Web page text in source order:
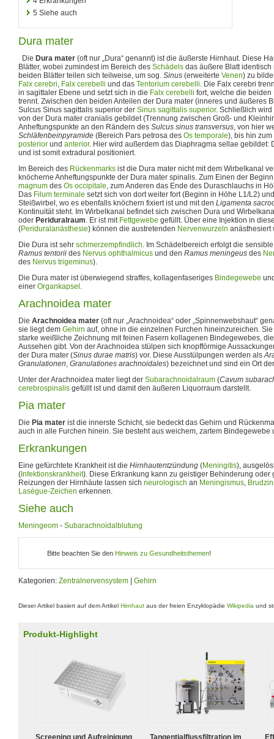
5 Siehe auch
Dura mater
Die Dura mater (oft nur „Dura“ genannt) ist die äußerste Hirnhaut. Diese
Blätter, wobei zumindest im Bereich des Schädels das äußere Blatt
beiden Blätter teilen sich teilweise, um sog. Sinus (erweiterte Venen) zu
Falx cerebri, Falx cerebelli und das Tentorium cerebelli. Die Falx cerebri
in sagittaler Ebene und setzt sich in die Falx cerebelli fort, welche die
trennt. Zwischen den beiden Anteilen der Dura mater (inneres und äußeres
Sulcus Sinus sagittalis superior der Sinus sagittalis superior. Schließlich
von der Dura mater cranialis gebildet (Trennung zwischen Groß- und
Anheftungspunkte an den Rändern des Sulcus sinus transversus, von hier
Schläfenbeinpyramide (Bereich Pars petrosa des Os temporale), bis hin zum
posterior und anterior. Hier wird außerdem das Diaphragma sellae gebildet:
und ist somit extradural positioniert.
Im Bereich des Rückenmarks ist die Dura mater nicht mit dem Wirbelkanal
knöcherne Anheftungspunkte der Dura mater spinalis. Zum Einen der
magnum des Os occipitale, zum Anderen das Ende des Duraschlauchs in
Das Filum terminale setzt sich von dort weiter fort (Beginn in Höhe L1/L2)
Steißwirbel, wo es ebenfalls knöchern fixiert ist und mit den Ligamenta
Kontinuität steht. Im Wirbelkanal befindet sich zwischen Dura und
oder Periduralraum. Er ist mit Fettgewebe gefüllt. Über eine Injektion in
(Periduralanästhesie) können die austretenden Nervenwurzeln anästhesiert
Die Dura ist sehr schmerzempfindlich. Im Schädelbereich erfolgt die
Ramus tentorii des Nervus ophthalmicus und den Ramus meningeus des
des Nervus trigeminus).
Die Dura mater ist überwiegend straffes, kollagenfaseriges Bindegewebe
einer Organkapsel .
Arachnoidea mater
Die Arachnoidea mater (oft nur „Arachnoidea“ oder „Spinnenwebshaut“
sie liegt dem Gehirn auf, ohne in die einzelnen Furchen hineinzureichen.
starke weißliche Zeichnung mit feinen Fasern kollagenen Bindegewebes,
Aussehen gibt. Von der Arachnoidea stülpen sich knopfförmige
der Dura mater (Sinus durae matris) vor. Diese Ausstülpungen werden als
Granulationen, Granulationes arachnoidales) bezeichnet und sind ein Ort
Unter der Arachnoidea mater liegt der Subarachnoidalraum (Cavum
cerebrospinalis gefüllt ist und damit den äußeren Liquorraum darstellt.
Pia mater
Die Pia mater ist die innerste Schicht, sie bedeckt das Gehirn und
auch in alle Furchen hinein. Sie besteht aus weichem, zartem Bindegewebe
Erkrankungen
Eine gefürchtete Krankheit ist die Hirnhautentzündung (Meningitis),
( Infektionskrankheit). Diese Erkrankung kann zu geistiger Behinderung oder
Reizungen der Hirnhäute lassen sich neurologisch an Meningismus,
Lasègue-Zeichen erkennen.
Siehe auch
Meningeom - Subarachnoidalblutung
Bitte beachten Sie den Hinweis zu Gesundheitsthemen!
Kategorien: Zentralnervensystem Gehirn
Dieser Artikel basiert auf dem Artikel Hirnhaut aus der freien Enzyklopädie Wikipedia und
Produkt-Highlight
Screening und Aufreinigung
Tangentialflussfiltration im